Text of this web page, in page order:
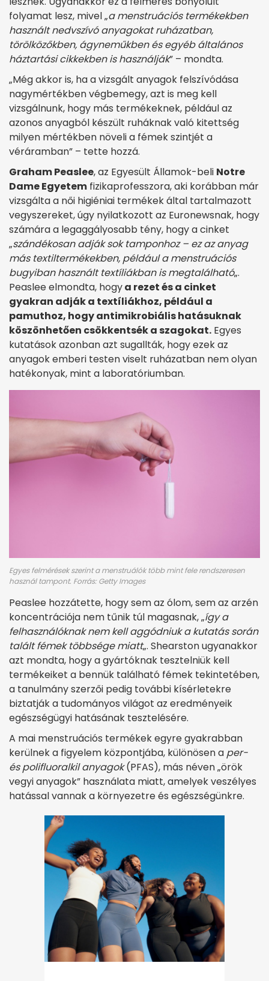
folyamat lesz, mivel „a menstruációs termékekben
használt nedvszívó anyagokat ruházatban,
törölközőkben, ágyneműkben és egyéb általános
háztartási cikkekben is használják” – mondta.
„Még akkor is, ha a vizsgált anyagok felszívódása
nagymértékben végbemegy, azt is meg kell
vizsgálnunk, hogy más termékeknek, például az
azonos anyagból készült ruháknak való kitettség
milyen mértékben növeli a fémek szintjét a
véráramban” – tette hozzá.
Graham Peaslee, az Egyesült Államok-beli Notre
Dame Egyetem fizikaprofesszora, aki korábban már
vizsgálta a női higiéniai termékek által tartalmazott
vegyszereket, úgy nyilatkozott az Euronewsnak, hogy
számára a legaggályosabb tény, hogy a cinket
„szándékosan adják sok tamponhoz – ez az anyag
más textiltermékekben, például a menstruációs
bugyiban használt textíliákban is megtalálható„.
Peaslee elmondta, hogya rezet és a cinket
gyakran adják a textíliákhoz, például a
pamuthoz, hogy antimikrobiális hatásuknak
köszönhetően csökkentsék a szagokat. Egyes
kutatások azonban azt sugallták, hogy ezek az
anyagok emberi testen viselt ruházatban nem olyan
hatékonyak, mint a laboratóriumban.
Egyes felmérések szerint a menstruálók több mint fele rendszeresen
használ tampont. Forrás: Getty Images
Peaslee hozzátette, hogy sem az ólom, sem az arzén
koncentrációja nem tűnik túl magasnak, „így a
felhasználóknak nem kell aggódniuk a kutatás során
talált fémek többsége miatt„. Shearston ugyanakkor
azt mondta, hogy a gyártóknak tesztelniük kell
termékeiket a bennük található fémek tekintetében,
a tanulmány szerzői pedig további kísérletekre
biztatják a tudományos világot az eredményeik
egészségügyi hatásának tesztelésére.
A mai menstruációs termékek egyre gyakrabban
kerülnek a figyelem központjába, különösen a per-
és polifluoralkil anyagok(PFAS), más néven „örök
vegyi anyagok” használata miatt, amelyek veszélyes
hatással vannak a környezetre és egészségünkre.